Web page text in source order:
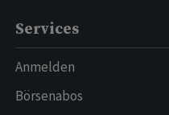
Services
Anmelden
Börsenabos